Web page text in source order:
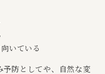
いている
予防としてや、自然な変